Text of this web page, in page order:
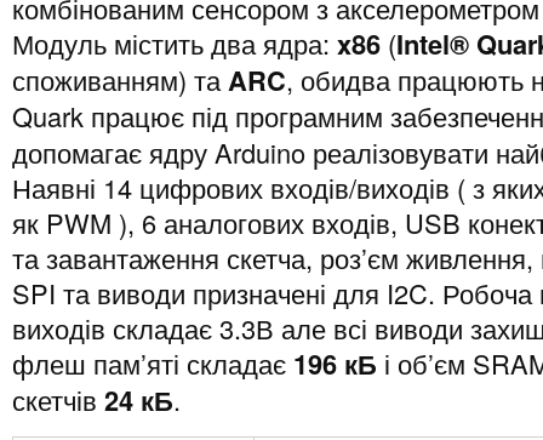
комбінованим сенсором з акселерометром
Модуль містить два ядра: x86 (Intel®
споживанням) таARC, обидва працюють
Quark працює під програмним
допомагає ядру Arduino реалізовувати
Наявні 14 цифрових входів/виходів ( з
як PWM ), 6 аналогових входів, USB
та завантаження скетча, роз’єм
SPI та виводи призначені для I2C. Робоча
виходів складає 3.3В але всі виводи
флеш пам’яті складає 196 кБ і об’єм
скетчів 24 кБ.